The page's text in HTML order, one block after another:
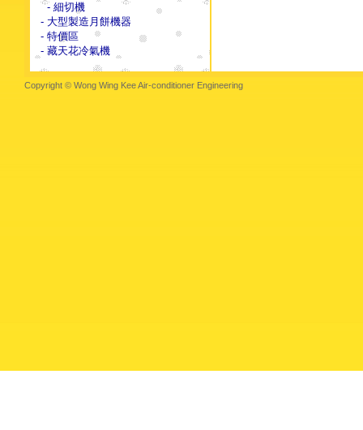
- 細切機
- 大型製造月餅機器
- 特價區
- 藏天花冷氣機
Copyright © Wong Wing Kee Air-conditioner Engineering